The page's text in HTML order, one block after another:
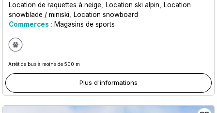
Location de raquettes à neige
Location ski alpin
Location
snowblade / miniski
Location snowboard
Commerces : Magasins de sports
Arrêt de bus à moins de 500 m
Plus d'informations